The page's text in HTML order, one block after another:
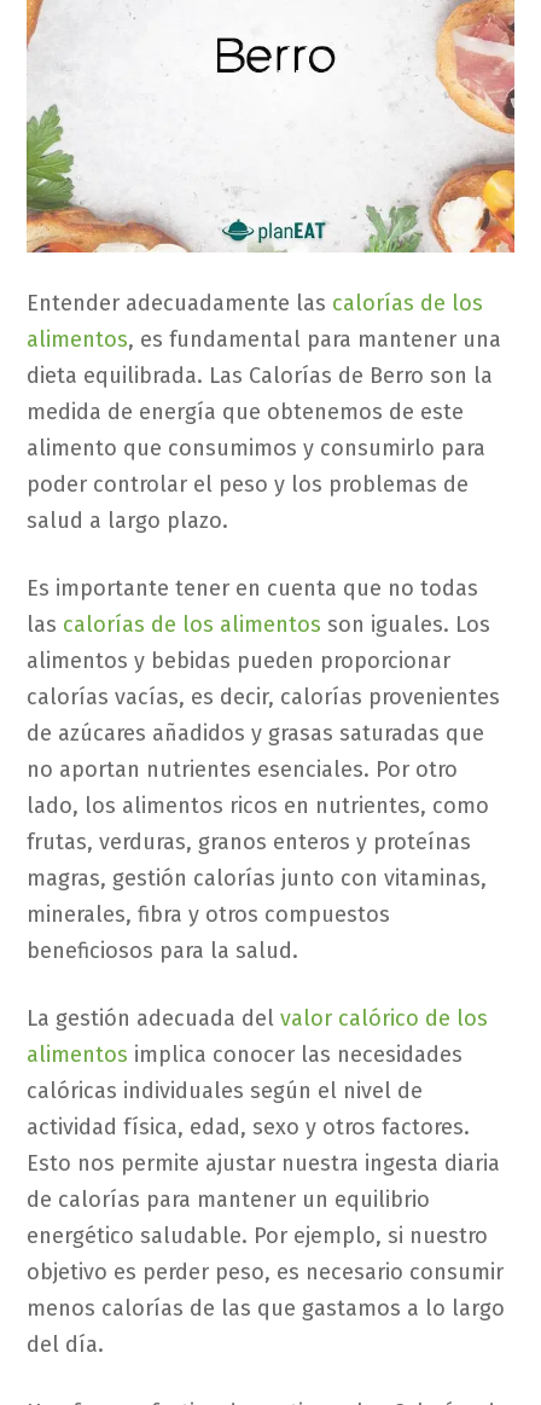
Entender adecuadamente las calorías de los
alimentos, es fundamental para mantener una
dieta equilibrada. Las Calorías de Berro son la
medida de energía que obtenemos de este
alimento que consumimos y consumirlo para
poder controlar el peso y los problemas de
salud a largo plazo.
Es importante tener en cuenta que no todas
las calorías de los alimentos son iguales. Los
alimentos y bebidas pueden proporcionar
calorías vacías, es decir, calorías provenientes
de azúcares añadidos y grasas saturadas que
no aportan nutrientes esenciales. Por otro
lado, los alimentos ricos en nutrientes, como
frutas, verduras, granos enteros y proteínas
magras, gestión calorías junto con vitaminas,
minerales, fibra y otros compuestos
beneficiosos para la salud.
La gestión adecuada delvalor calórico de los
alimentos implica conocer las necesidades
calóricas individuales según el nivel de
actividad física, edad, sexo y otros factores.
Esto nos permite ajustar nuestra ingesta diaria
de calorías para mantener un equilibrio
energético saludable. Por ejemplo, si nuestro
objetivo es perder peso, es necesario consumir
menos calorías de las que gastamos a lo largo
del día.